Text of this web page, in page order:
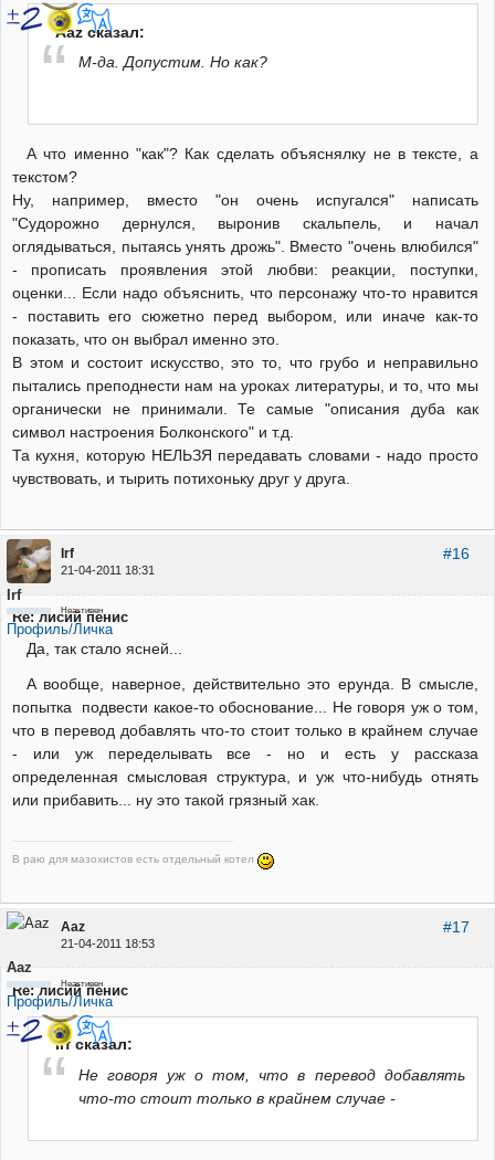
Aaz сказал:
М-да. Допустим. Но как?
А что именно "как"? Как сделать объяснялку не в тексте, а
текстом?
Ну, например, вместо "он очень испугался" написать
"Судорожно дернулся, выронив скальпель, и начал
оглядываться, пытаясь унять дрожь". Вместо "очень влюбился"
- прописать проявления этой любви: реакции, поступки,
оценки... Если надо объяснить, что персонажу что-то нравится
- поставить его сюжетно перед выбором, или иначе как-то
показать, что он выбрал именно это.
В этом и состоит искусство, это то, что грубо и неправильно
пытались преподнести нам на уроках литературы, и то, что мы
органически не принимали. Те самые "описания дуба как
символ настроения Болконского" и т.д.
Та кухня, которую НЕЛЬЗЯ передавать словами - надо просто
чувствовать, и тырить потихоньку друг у друга.
#16
Irf
21-04-2011 18:31
Irf
Неактивен
Профиль/Личка
Re: лисий пенис
Да, так стало ясней...
А вообще, наверное, действительно это ерунда. В смысле,
попытка подвести какое-то обоснование... Не говоря уж о том,
что в перевод добавлять что-то стоит только в крайнем случае
- или уж переделывать все - но и есть у рассказа
определенная смысловая структура, и уж что-нибудь отнять
или прибавить... ну это такой грязный хак.
В раю для мазохистов есть отдельный котел
#17
Aaz
21-04-2011 18:53
Aaz
Неактивен
Профиль/Личка
Re: лисий пенис
Irf сказал:
Не говоря уж о том, что в перевод добавлять
что-то стоит только в крайнем случае -